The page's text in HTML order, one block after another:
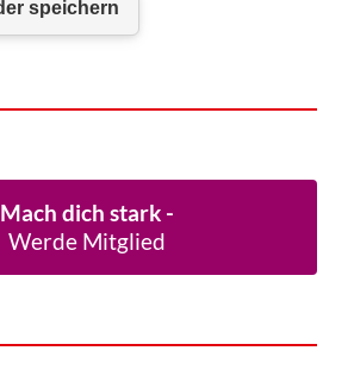
Mach dich stark -
Werde Mitglied